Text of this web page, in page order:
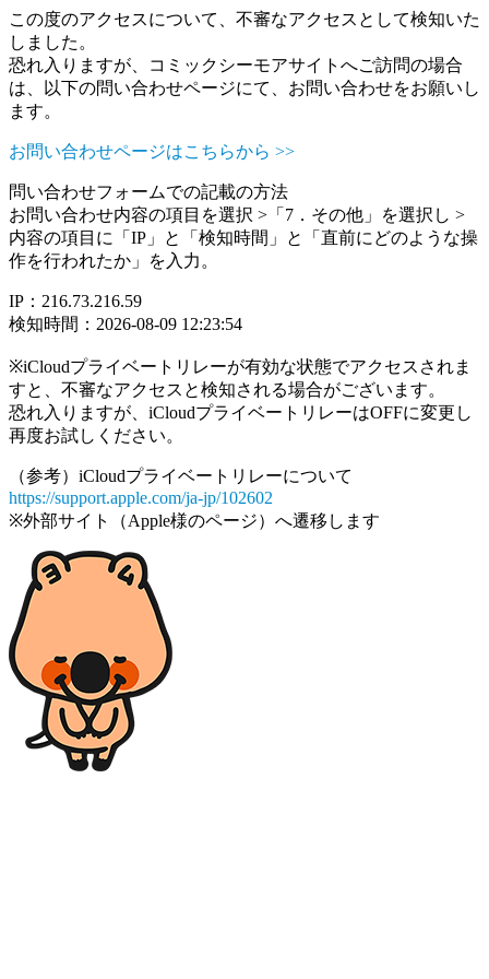
この度のアクセスについて、不審なアクセスとして検知いた
しました。
恐れ入りますが、コミックシーモアサイトへご訪問の場合
は、以下の問い合わせページにて、お問い合わせをお願いし
ます。
お問い合わせページはこちらから >>
問い合わせフォームでの記載の方法
お問い合わせ内容の項目を選択 >「7．その他」を選択し >
内容の項目に「IP」と「検知時間」と「直前にどのような操
作を行われたか」を入力。
IP：216.73.216.59
検知時間：2026-08-09 12:23:54
※iCloudプライベートリレーが有効な状態でアクセスされま
すと、不審なアクセスと検知される場合がございます。
恐れ入りますが、iCloudプライベートリレーはOFFに変更し
再度お試しください。
（参考）iCloudプライベートリレーについて
https://support.apple.com/ja-jp/102602
※外部サイト（Apple様のページ）へ遷移します